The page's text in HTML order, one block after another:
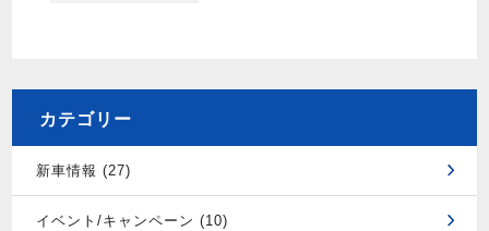
カテゴリー
新車情報 (27)
イベント/キャンペーン (10)